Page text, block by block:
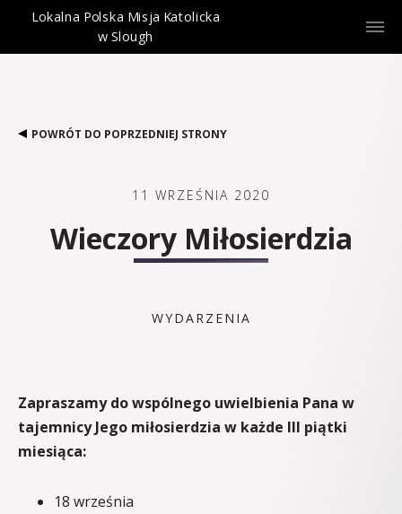
Lokalna Polska Misja Katolicka
w Slough
POWRÓT DO POPRZEDNIEJ STRONY
11 WRZEŚNIA 2020
Wieczory Miłosierdzia
WYDARZENIA
Zapraszamy do wspólnego uwielbienia Pana w
tajemnicy Jego miłosierdzia w każde III piątki
miesiąca:
18 września